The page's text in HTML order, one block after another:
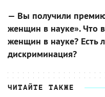
— Вы получили премию
женщин в науке». Что
женщин в науке? Есть
дискриминация?
ЧИТАЙТЕ ТАКЖЕ